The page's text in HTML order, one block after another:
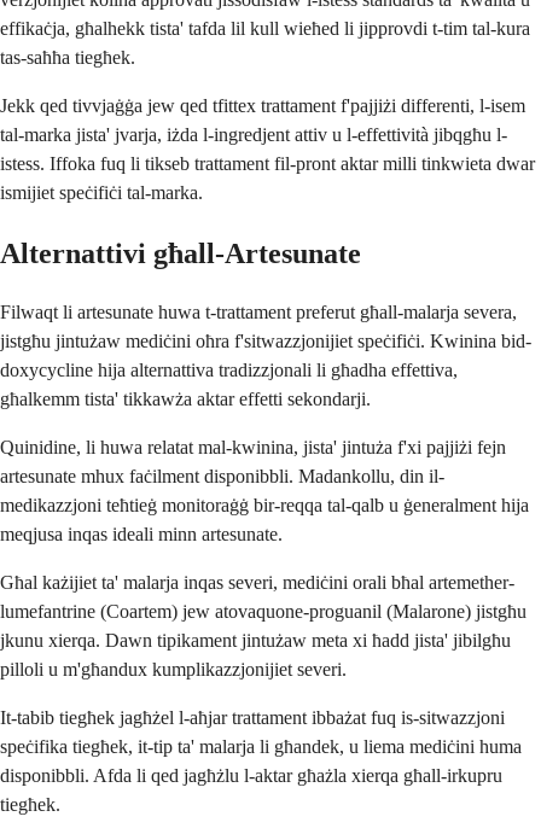
effikaċja, għalhekk tista' tafda lil kull wieħed li jipprovdi t-tim tal-kura
tas-saħħa tiegħek.
Jekk qed tivvjaġġa jew qed tfittex trattament f'pajjiżi differenti, l-isem
tal-marka jista' jvarja, iżda l-ingredjent attiv u l-effettività jibqgħu l-
istess. Iffoka fuq li tikseb trattament fil-pront aktar milli tinkwieta dwar
ismijiet speċifiċi tal-marka.
Alternattivi għall-Artesunate
Filwaqt li artesunate huwa t-trattament preferut għall-malarja severa,
jistgħu jintużaw mediċini oħra f'sitwazzjonijiet speċifiċi. Kwinina bid-
doxycycline hija alternattiva tradizzjonali li għadha effettiva,
għalkemm tista' tikkawża aktar effetti sekondarji.
Quinidine, li huwa relatat mal-kwinina, jista' jintuża f'xi pajjiżi fejn
artesunate mhux faċilment disponibbli. Madankollu, din il-
medikazzjoni teħtieġ monitoraġġ bir-reqqa tal-qalb u ġeneralment hija
meqjusa inqas ideali minn artesunate.
Għal każijiet ta' malarja inqas severi, mediċini orali bħal artemether-
lumefantrine (Coartem) jew atovaquone-proguanil (Malarone) jistgħu
jkunu xierqa. Dawn tipikament jintużaw meta xi ħadd jista' jibilgħu
pilloli u m'għandux kumplikazzjonijiet severi.
It-tabib tiegħek jagħżel l-aħjar trattament ibbażat fuq is-sitwazzjoni
speċifika tiegħek, it-tip ta' malarja li għandek, u liema mediċini huma
disponibbli. Afda li qed jagħżlu l-aktar għażla xierqa għall-irkupru
tiegħek.